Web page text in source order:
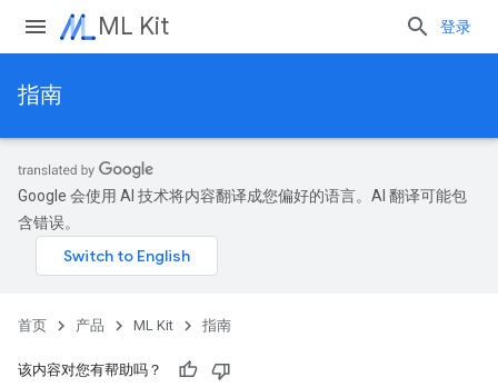
ML Kit 登录
指南
Google 会使用 AI 技术将内容翻译成您偏好的语言。AI 翻译可能包
含错误。
首页 产品 ML Kit 指南
该内容对您有帮助吗？